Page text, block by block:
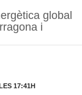
global
i
17:41H